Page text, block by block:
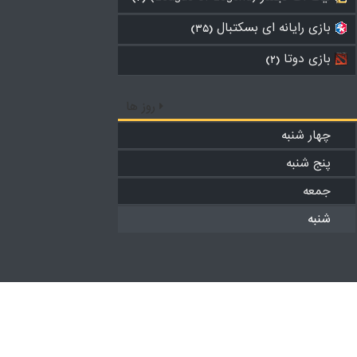
بازی رایانه ای بسکتبال (۳۵)
بازی دوتا (۲)
چهار شنبه
پنج شنبه
جمعه
شنبه